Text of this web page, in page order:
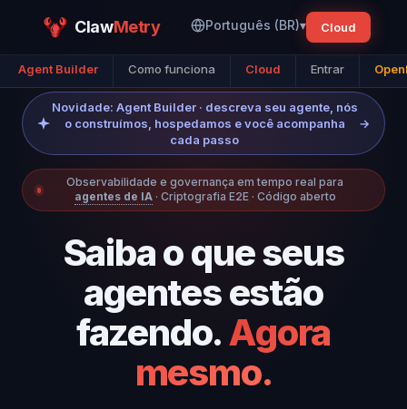
ClawMetry Português (BR)▾ Cloud
Agent Builder Como funciona Cloud Entrar
Novidade: Agent Builder · descreva seu agente, nós
o construímos, hospedamos e você acompanha
cada passo
→
Observabilidade e governança em tempo real para
agentes de IA · Criptografia E2E · Código aberto
Saiba o que seus
agentes estão
fazendo.Agora
mesmo.